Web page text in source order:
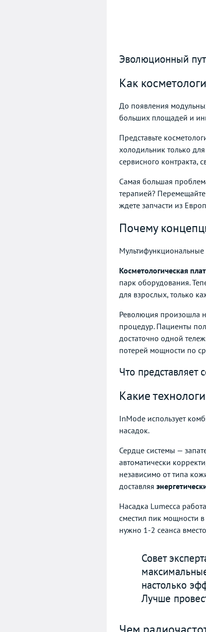
Эволюционный
Как
До появления
больших площадей и
Представьте
холодильник только
сервисного контракта,
Самая большая
терапией?
ждете запчасти из
Почему
Косметологическая
парк оборудования.
для взрослых, только
Революция произошла
процедур. Пациенты
достаточно одной
потерей мощности по
Что представляет
Какие
InMode использует
насадок.
Сердце системы —
автоматически
независимо от типа
доставляя
Насадка Lumecca
сместил пик мощности
нужно 1-2 сеанса
Совет
настолько
Лучше